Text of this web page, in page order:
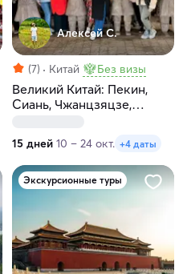
Алексей С.
(7) Китай Без визы
Великий Китай: Пекин,
Сиань, Чжанцзяцзе,
Хайнань
15 дней 10 – 24 окт. +4 даты
Экскурсионные туры